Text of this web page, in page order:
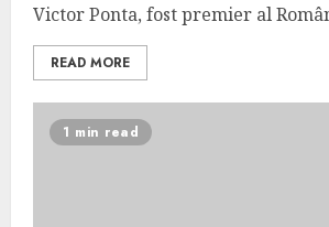
Victor Ponta, fost premier al
READ MORE
1 min read